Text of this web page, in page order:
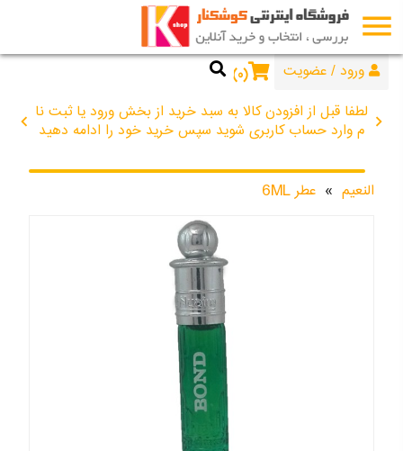
menu
ورود/عضویت ۰
076
44672734
chevron_right لطفا قبل از افزودن کالا به سبد خرید از بخش ورود یا ثبت نا
م وارد حساب کاربری شوید سپس خرید خود را ادامه دهید chevron_left
النعیم » عطر 6ML